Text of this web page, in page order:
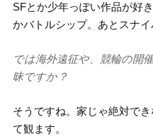
SFとか少年っぽい作品が好
かバトルシップ。あとスナイ
では海外遠征や、競輪の開
昧ですか？
そうですね。家じゃ絶対で
て観ます。